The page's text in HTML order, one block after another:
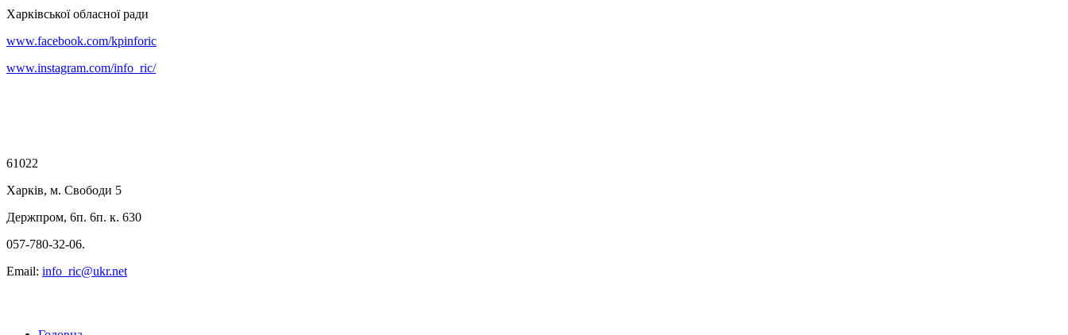
Харківської обласної ради
www.facebook.com/kpinforic
www.instagram.com/info_ric/
61022
Харків, м. Свободи 5
Держпром, 6п. 6п. к. 630
057-780-32-06.
Email: info_ric@ukr.net